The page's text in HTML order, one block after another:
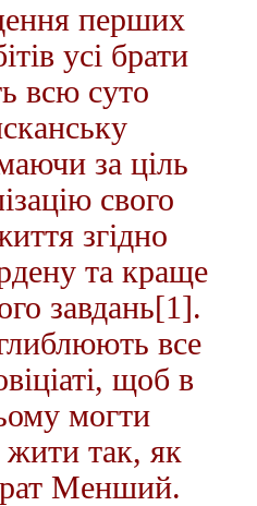
перших
усі брати
всю суто
за ціль
свого
згідно
та краще
завдань[1].
все
щоб в
могти
жити так, як
Менший.